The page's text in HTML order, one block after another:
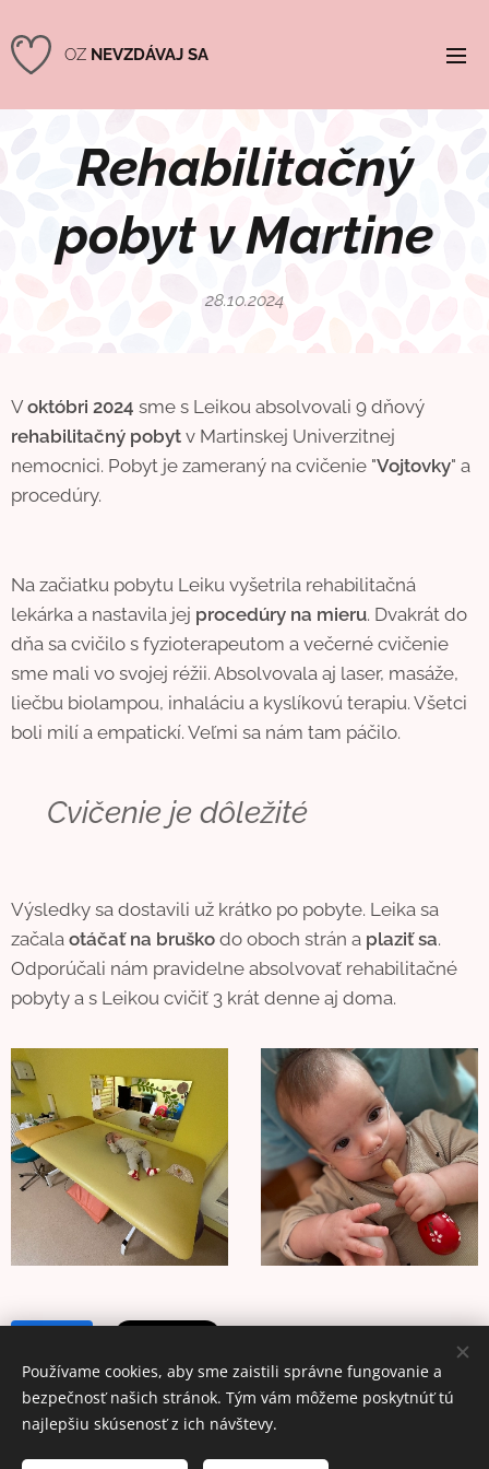
OZ NEVZDÁVAJ SA
Rehabilitačný
pobyt v Martine
28.10.2024
V októbri 2024 sme s Leikou absolvovali 9 dňový
rehabilitačný pobyt v Martinskej Univerzitnej
nemocnici. Pobyt je zameraný na cvičenie "Vojtovky" a
procedúry.
Na začiatku pobytu Leiku vyšetrila rehabilitačná
lekárka a nastavila jej procedúry na mieru. Dvakrát do
dňa sa cvičilo s fyzioterapeutom a večerné cvičenie
sme mali vo svojej réžii. Absolvovala aj laser, masáže,
liečbu biolampou, inhaláciu a kyslíkovú terapiu. Všetci
boli milí a empatickí. Veľmi sa nám tam páčilo.
Cvičenie je dôležité
Výsledky sa dostavili už krátko po pobyte. Leika sa
začala otáčať na bruško do oboch strán a plaziť sa.
Odporúčali nám pravidelne absolvovať rehabilitačné
pobyty a s Leikou cvičiť 3 krát denne aj doma.
Používame cookies, aby sme zaistili správne fungovanie a
bezpečnosť našich stránok. Tým vám môžeme poskytnúť tú
najlepšiu skúsenosť z ich návštevy.